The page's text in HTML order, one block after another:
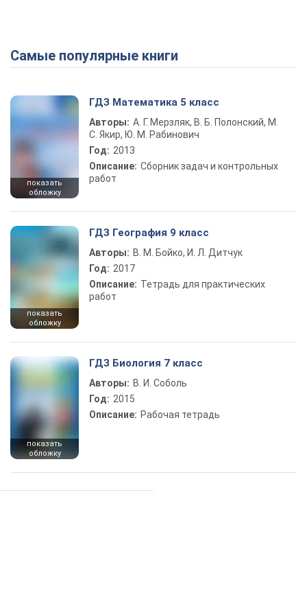
Самые популярные книги
показать
обложку
ГДЗ Математика 5 класс
Авторы: А. Г. Мерзляк, В. Б. Полонский, М.
С. Якир, Ю. М. Рабинович
Год: 2013
Описание: Сборник задач и контрольных
работ
показать
обложку
ГДЗ География 9 класс
Авторы: В. М. Бойко, И. Л. Дитчук
Год: 2017
Описание: Тетрадь для практических
работ
показать
обложку
ГДЗ Биология 7 класс
Авторы: В. И. Соболь
Год: 2015
Описание: Рабочая тетрадь